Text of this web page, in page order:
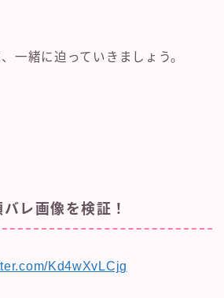
一緒に迫っていきましょう。
レ画像を検証！
Kd4wXvLCjg